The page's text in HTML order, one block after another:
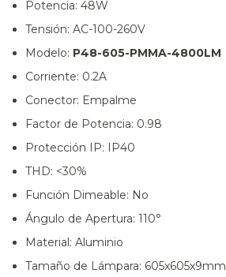
Potencia: 48W
Tensión: AC-100-260V
Modelo: P48-605-PMMA-4800LM
Corriente: 0.2A
Conector: Empalme
Factor de Potencia: 0.98
Protección IP: IP40
THD: <30%
Función Dimeable: No
Ángulo de Apertura: 110°
Material: Aluminio
Tamaño de Lámpara: 605x605x9mm